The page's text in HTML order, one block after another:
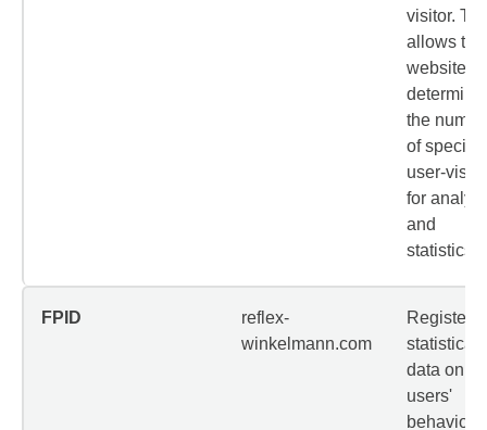
visitor.
allows the
website to
determine
the
of specific
user-visits
for
and
statistics.
FPID
reflex-
winkelmann.com
Registers
statistical
data on
users'
behaviour